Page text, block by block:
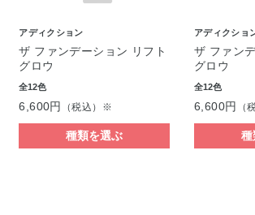
アディクション
ザ ファンデーション リフト
グロウ
全12色
6,600円 （税込）※
種類を選ぶ
アディクショ
ザ ファン
グロウ
全12色
6,600円 （
種